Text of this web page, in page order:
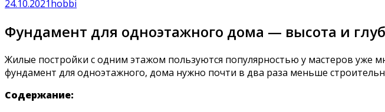
24.10.2021hobbi
Фундамент для одноэтажного дома — высота и
Жилые постройки с одним этажом пользуются популярностью у мастеров уже
фундамент для одноэтажного, дома нужно почти в два раза меньше
Содержание: